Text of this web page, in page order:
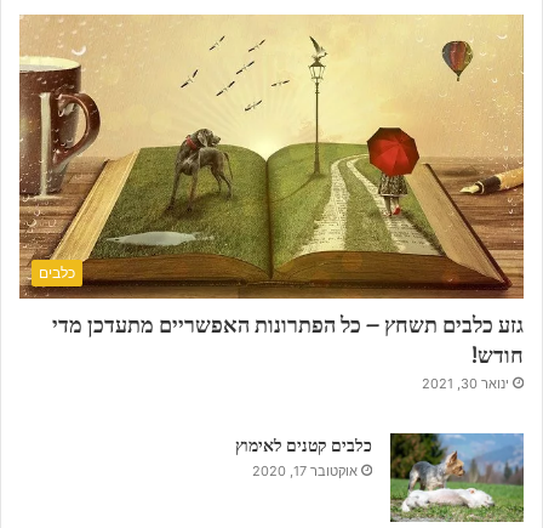
כלבים
גזע כלבים תשחץ – כל הפתרונות האפשריים מתעדכן מדי
חודש!
ינואר 30, 2021
כלבים קטנים לאימוץ
אוקטובר 17, 2020